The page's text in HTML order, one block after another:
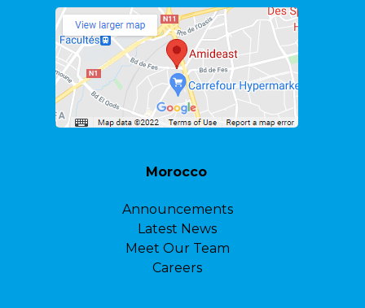
Morocco
Announcements
Latest News
Meet Our Team
Careers